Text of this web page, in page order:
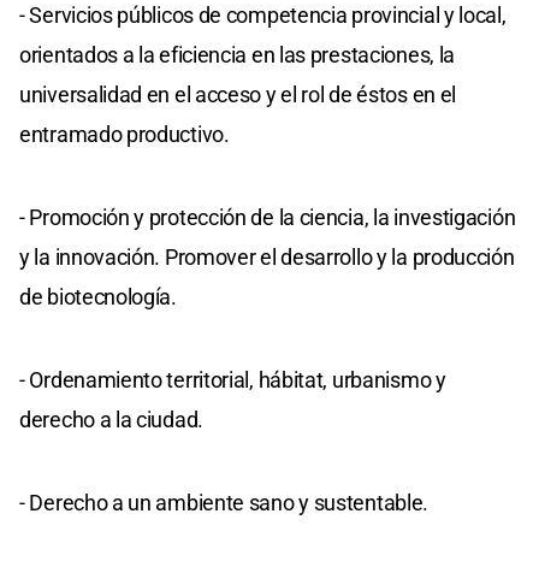
- Servicios públicos de competencia provincial y local,
orientados a la eficiencia en las prestaciones, la
universalidad en el acceso y el rol de éstos en el
entramado productivo.
- Promoción y protección de la ciencia, la investigación
y la innovación. Promover el desarrollo y la producción
de biotecnología.
- Ordenamiento territorial, hábitat, urbanismo y
derecho a la ciudad.
- Derecho a un ambiente sano y sustentable.